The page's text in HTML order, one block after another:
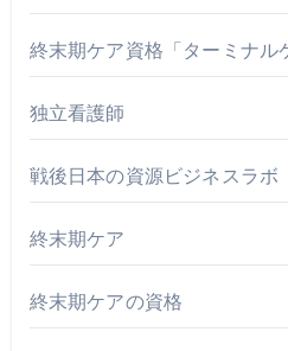
終末期ケア資格「ターミナル
独立看護師
戦後日本の資源ビジネスラボ
終末期ケア
終末期ケアの資格